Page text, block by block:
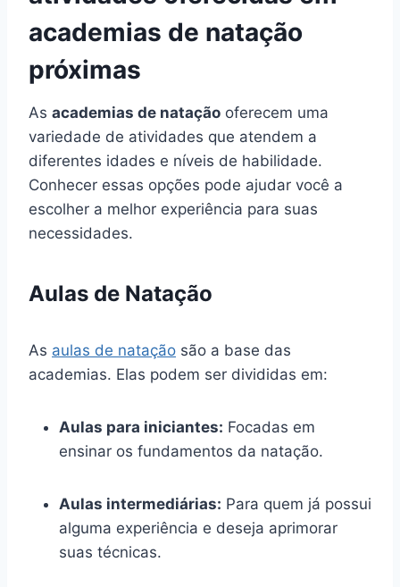
academias de natação
próximas
As academias de natação oferecem uma
variedade de atividades que atendem a
diferentes idades e níveis de habilidade.
Conhecer essas opções pode ajudar você a
escolher a melhor experiência para suas
necessidades.
Aulas de Natação
As aulas de natação são a base das
academias. Elas podem ser divididas em:
Aulas para iniciantes: Focadas em
ensinar os fundamentos da natação.
Aulas intermediárias: Para quem já possui
alguma experiência e deseja aprimorar
suas técnicas.